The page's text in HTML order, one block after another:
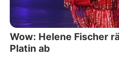
Wow: Helene Fischer
Platin ab